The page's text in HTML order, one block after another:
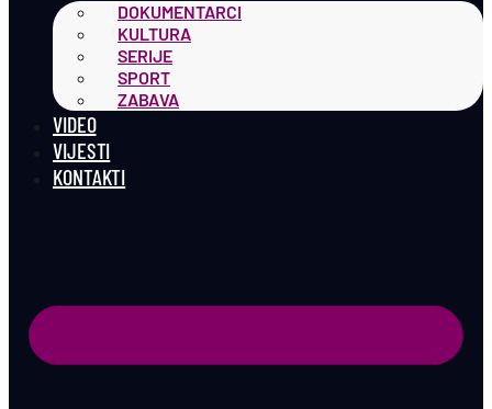
DOKUMENTARCI
KULTURA
SERIJE
SPORT
ZABAVA
VIDEO
VIJESTI
KONTAKTI